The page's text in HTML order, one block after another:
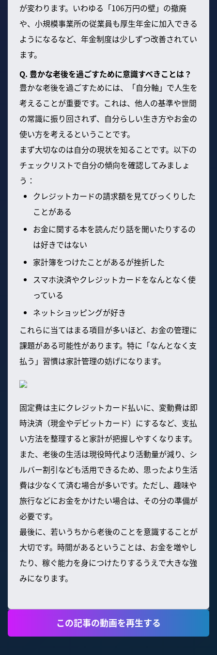
が変わります。いわゆる「106万円の壁」の撤廃
や、小規模事業所の従業員も厚生年金に加入できる
ようになるなど、年金制度は少しずつ改善されてい
ます。
Q. 豊かな老後を過ごすために意識すべきことは？
豊かな老後を過ごすためには、「自分軸」で人生を
考えることが重要です。これは、他人の基準や世間
の常識に振り回されず、自分らしい生き方やお金の
使い方を考えるということです。
まず大切なのは自分の現状を知ることです。以下の
チェックリストで自分の傾向を確認してみましょ
う：
クレジットカードの請求額を見てびっくりした
ことがある
お金に関する本を読んだり話を聞いたりするの
は好きではない
家計簿をつけたことがあるが挫折した
スマホ決済やクレジットカードをなんとなく使
っている
ネットショッピングが好き
これらに当てはまる項目が多いほど、お金の管理に
課題がある可能性があります。特に「なんとなく支
払う」習慣は家計管理の妨げになります。
固定費は主にクレジットカード払いに、変動費は即
時決済（現金やデビットカード）にするなど、支払
い方法を整理すると家計が把握しやすくなります。
また、老後の生活は現役時代より活動量が減り、シ
ルバー割引なども活用できるため、思ったより生活
費は少なくて済む場合が多いです。ただし、趣味や
旅行などにお金をかけたい場合は、その分の準備が
必要です。
最後に、若いうちから老後のことを意識することが
大切です。時間があるということは、お金を増やし
たり、稼ぐ能力を身につけたりするうえで大きな強
みになります。
この記事の動画を再生する